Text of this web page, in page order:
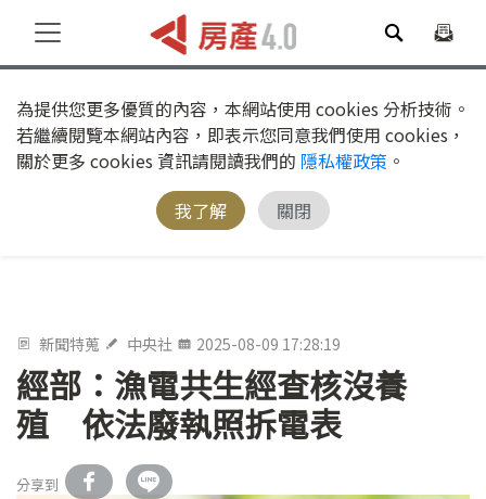
為提供您更多優質的內容，本網站使用 cookies 分析技術。
若繼續閱覽本網站內容，即表示您同意我們使用 cookies，
關於更多 cookies 資訊請閱讀我們的 隱私權政策 。
我了解
關閉
新聞特蒐 中央社 2025-08-09 17:28:19
經部：漁電共生經查核沒養
殖 依法廢執照拆電表
分享到